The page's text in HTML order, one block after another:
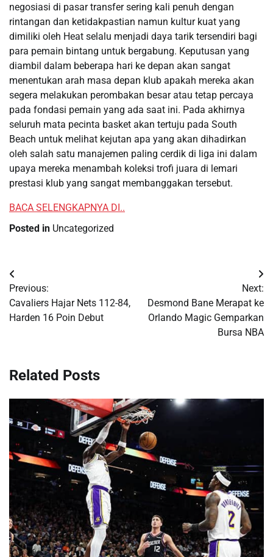
negosiasi di pasar transfer sering kali penuh dengan
rintangan dan ketidakpastian namun kultur kuat yang
dimiliki oleh Heat selalu menjadi daya tarik tersendiri bagi
para pemain bintang untuk bergabung. Keputusan yang
diambil dalam beberapa hari ke depan akan sangat
menentukan arah masa depan klub apakah mereka akan
segera melakukan perombakan besar atau tetap percaya
pada fondasi pemain yang ada saat ini. Pada akhirnya
seluruh mata pecinta basket akan tertuju pada South
Beach untuk melihat kejutan apa yang akan dihadirkan
oleh salah satu manajemen paling cerdik di liga ini dalam
upaya mereka menambah koleksi trofi juara di lemari
prestasi klub yang sangat membanggakan tersebut.
BACA SELENGKAPNYA DI..
Posted in Uncategorized
Post
navigation
Previous:
Cavaliers Hajar Nets 112-84,
Harden 16 Poin Debut
Next:
Desmond Bane Merapat ke
Orlando Magic Gemparkan
Bursa NBA
Related Posts